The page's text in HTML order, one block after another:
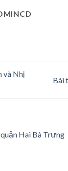
và Nhị
Bài
Hai Bà Trưng